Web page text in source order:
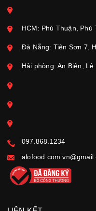
HCM: Phú Thuận, Phú
Đà Nẵng: Tiên Sơn 7,
Hải phòng: An Biên,
097.868.1234